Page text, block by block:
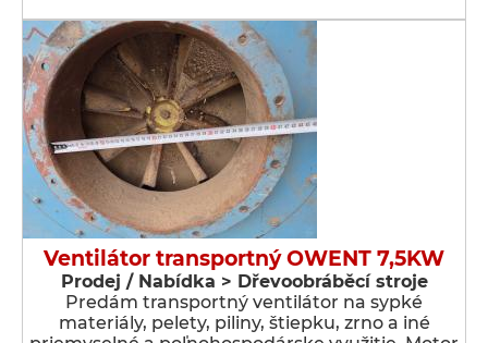
Ventilátor transportný OWENT 7,5KW
Prodej / Nabídka > Dřevoobráběcí stroje
Predám transportný ventilátor na sypké
materiály, pelety, piliny, štiepku, zrno a iné